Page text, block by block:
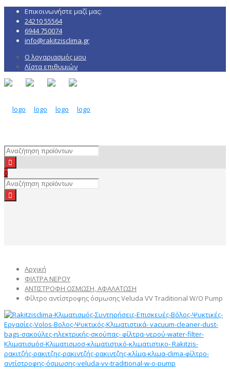
Επικοινωνήστε μαζί μας:
24210 55564
6944 750074
info@rakitzisclima.gr
Ο λογαριασμός μου
Λίστα επιθυμιών
0
Αρχική
ΦΙΛΤΡΑ ΝΕΡΟΥ
ΑΝΤΙΣΤΡΟΦΗ ΟΣΜΩΣΗ, ΑΦΑΛΑΤΩΣΗ
Φίλτρο αντίστροφης όσμωσης Veluda VV Traditional W/O Pump